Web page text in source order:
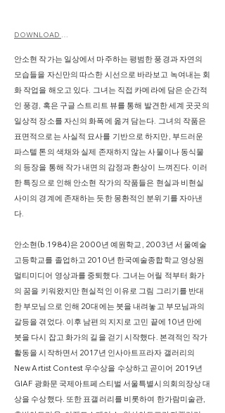
안소현 작가는 일상에서 마주하는 평범한 풍경과 자연의
모습들을 자신만의 따스한 시선으로 바라보고 녹여내는 회
화 작업을 해오고 있다. 그녀는 직접 카메라에 담은 순간적
인 풍경, 혹은 구글 스트리트 뷰를 통해 발견한 세계 곳곳의
일상적 장소를 자신의 화폭에 옮겨 담는다. 그녀의 작품은
표면적으로는 사실적 묘사를 기반으로 하지만, 부드러운
파스텔 톤의 색채와 실제 존재하지 않는 사물이나 동식물
의 등장을 통해 작가 내면의 감정과 환상이 느껴진다. 이러
한 특징으로 인해 안소현 작가의 작품들은 현실과 비현실
사이의 경계에 존재하는 듯한 몽환적인 분위기를 자아낸
다.
안소현(b.1984)은 2000년 예원학교, 2003년 서울예술
고등학교를 졸업하고 2010년 한국예술종합학교 영상원
멀티미디어 영상과를 중퇴했다. 그녀는 어릴 적부터 화가
의 꿈을 키워왔지만 현실적인 이유로 그림 그리기를 반대
한 부모님으로 인해 20대에는 붓을 내려놓고 부모님과의
갈등을 겪었다. 이후 남편의 지지로 고민 끝에 10년 만에
붓을 다시 잡고 화가의 길을 걷기 시작했다. 본격적인 작가
활동을 시작하면서 2017년 인사아트프라자 갤러리의
New Artist Contest 우수상을 수상하고 곧이어 2019년
GIAF 광화문 국제아트페스티벌 서울특별시의회의장상 대
상을 수상했다. 또한 표갤러리를 비롯하여 한가람미술관,